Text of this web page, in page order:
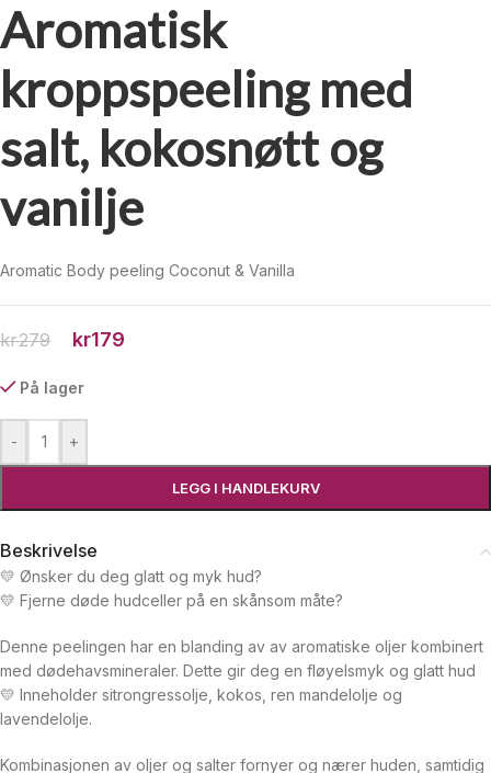
Aromatisk
kroppspeeling med
salt, kokosnøtt og
vanilje
Aromatic Body peeling Coconut & Vanilla
kr279 kr179
På lager
- +
LEGG I HANDLEKURV
Beskrivelse
💛 Ønsker du deg glatt og myk hud?
💛 Fjerne døde hudceller på en skånsom måte?
Denne peelingen har en blanding av av aromatiske oljer kombinert
med dødehavsmineraler. Dette gir deg en fløyelsmyk og glatt hud
💛 Inneholder sitrongressolje, kokos, ren mandelolje og
lavendelolje.
Kombinasjonen av oljer og salter fornyer og nærer huden, samtidig